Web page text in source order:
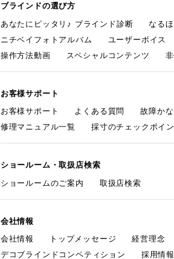
ブラインドの選び方
あなたにピッタリ♪ ブラインド診断
なる
ニチベイフォトアルバム
ユーザーボイス
操作方法動画
スペシャルコンテンツ
お客様サポート
お客様サポート
よくある質問 故障か
修理マニュアル一覧
採寸のチェックポイン
ショールーム・取扱店検索
ショールームのご案内
取扱店検索
会社情報
会社情報
トップメッセージ 経営理念
デコブラインドコンペティション
採用情報